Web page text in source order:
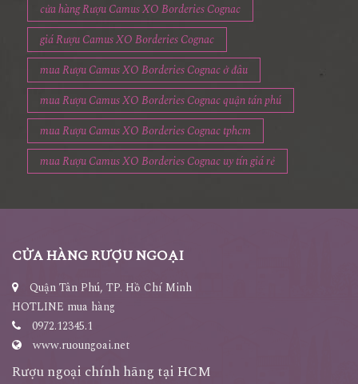
cửa hàng Rượu Camus XO Borderies Cognac
giá Rượu Camus XO Borderies Cognac
mua Rượu Camus XO Borderies Cognac ở đâu
mua Rượu Camus XO Borderies Cognac quận tán phú
mua Rượu Camus XO Borderies Cognac tphcm
mua Rượu Camus XO Borderies Cognac uy tín giá rẻ
CỬA HÀNG RƯỢU NGOẠI
Quận Tân Phú, TP. Hồ Chí Minh
HOTLINE mua hàng
0972.12345.1
www.ruoungoai.net
Rượu ngoại chính hãng tại HCM